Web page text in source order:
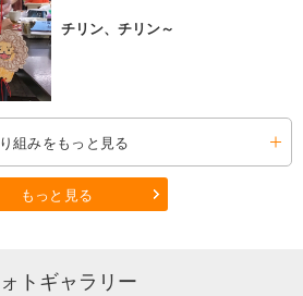
チリン、チリン～
組みをもっと見る
もっと見る
トギャラリー